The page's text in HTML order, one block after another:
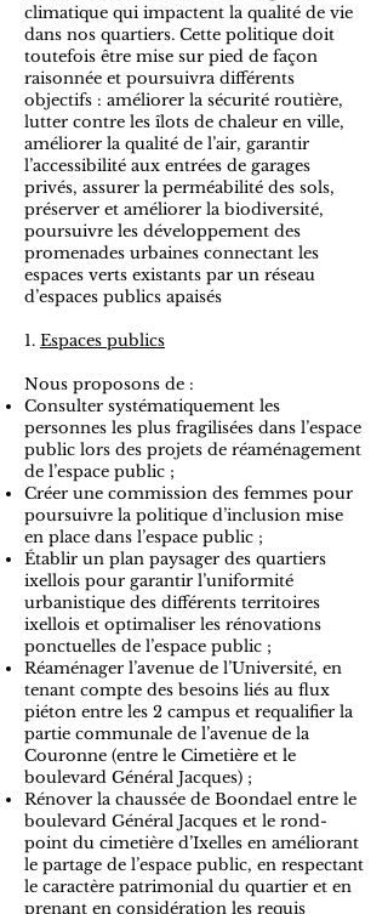
climatique qui impactent la qualité de vie
dans nos quartiers. Cette politique doit
toutefois être mise sur pied de façon
raisonnée et poursuivra différents
objectifs : améliorer la sécurité routière,
lutter contre les îlots de chaleur en ville,
améliorer la qualité de l’air, garantir
l’accessibilité aux entrées de garages
privés, assurer la perméabilité des sols,
préserver et améliorer la biodiversité,
poursuivre les développement des
promenades urbaines connectant les
espaces verts existants par un réseau
d’espaces publics apaisés
1. Espaces publics
Nous proposons de :
Consulter systématiquement les
personnes les plus fragilisées dans l’espace
public lors des projets de réaménagement
de l’espace public ;
Créer une commission des femmes pour
poursuivre la politique d’inclusion mise
en place dans l’espace public ;
Établir un plan paysager des quartiers
ixellois pour garantir l’uniformité
urbanistique des différents territoires
ixellois et optimaliser les rénovations
ponctuelles de l’espace public ;
Réaménager l’avenue de l’Université, en
tenant compte des besoins liés au flux
piéton entre les 2 campus et requalifier la
partie communale de l’avenue de la
Couronne (entre le Cimetière et le
boulevard Général Jacques) ;
Rénover la chaussée de Boondael entre le
boulevard Général Jacques et le rond-
point du cimetière d’Ixelles en améliorant
le partage de l’espace public, en respectant
le caractère patrimonial du quartier et en
prenant en considération les requis